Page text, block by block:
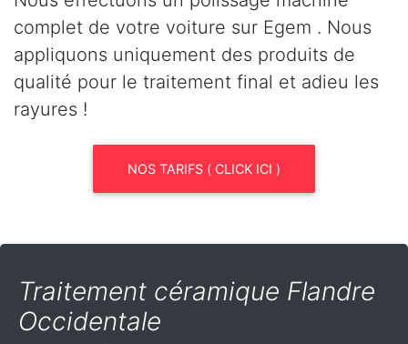
complet de votre voiture sur Egem . Nous
appliquons uniquement des produits de
qualité pour le traitement final et adieu les
rayures !
NOS TARIFS ( CLICK ICI )
Traitement céramique Flandre
Occidentale